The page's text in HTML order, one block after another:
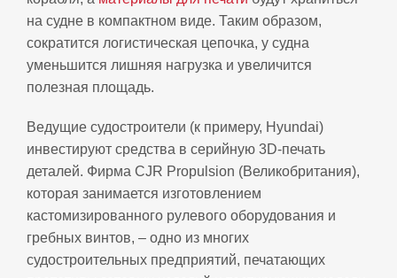
на судне в компактном виде. Таким образом,
сократится логистическая цепочка, у судна
уменьшится лишняя нагрузка и увеличится
полезная площадь.
Ведущие судостроители (к примеру, Hyundai)
инвестируют средства в серийную 3D-печать
деталей. Фирма CJR Propulsion (Великобритания),
которая занимается изготовлением
кастомизированного рулевого оборудования и
гребных винтов, – одно из многих
судостроительных предприятий, печатающих